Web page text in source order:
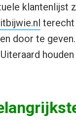
klantenlijst
terecht
door te